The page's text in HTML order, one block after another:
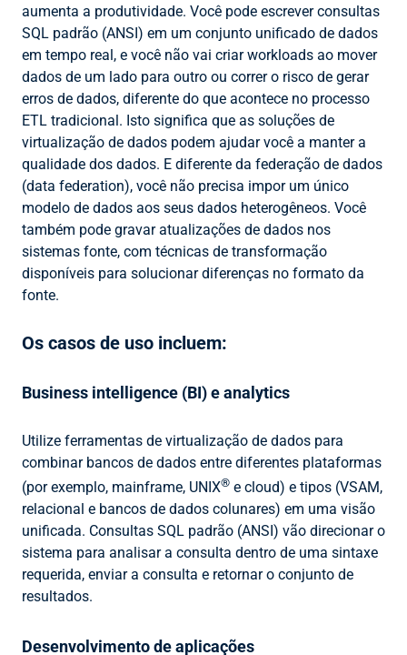
aumenta a produtividade. Você pode escrever consultas
SQL padrão (ANSI) em um conjunto unificado de dados
em tempo real, e você não vai criar workloads ao mover
dados de um lado para outro ou correr o risco de gerar
erros de dados, diferente do que acontece no processo
ETL tradicional. Isto significa que as soluções de
virtualização de dados podem ajudar você a manter a
qualidade dos dados. E diferente da federação de dados
(data federation), você não precisa impor um único
modelo de dados aos seus dados heterogêneos. Você
também pode gravar atualizações de dados nos
sistemas fonte, com técnicas de transformação
disponíveis para solucionar diferenças no formato da
fonte.
Os casos de uso incluem:
Business intelligence (BI) e analytics
Utilize ferramentas de virtualização de dados para
combinar bancos de dados entre diferentes plataformas
(por exemplo, mainframe, UNIX® e cloud) e tipos (VSAM,
relacional e bancos de dados colunares) em uma visão
unificada. Consultas SQL padrão (ANSI) vão direcionar o
sistema para analisar a consulta dentro de uma sintaxe
requerida, enviar a consulta e retornar o conjunto de
resultados.
Desenvolvimento de aplicações